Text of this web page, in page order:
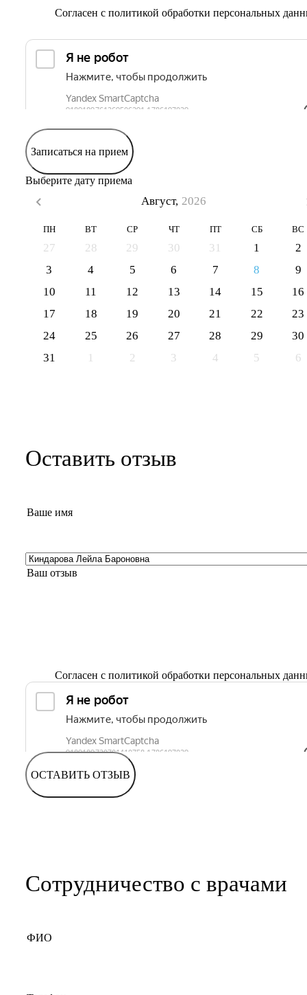
Согласен с политикой обработки персональных
Записаться на прием
Выберите дату приема
Август, 2026
ПН ВТ СР ЧТ ПТ СБ ВС
27 28 29 30 31 1
2
3
4 5 6 7 8
9
10
11 12 13 14 15
16
17
18 19 20 21 22
23
24
25 26 27 28 29
30
31
1 2 3 4 5 6
Оставить отзыв
Согласен с политикой обработки персональных
ОСТАВИТЬ ОТЗЫВ
Сотрудничество с врачами